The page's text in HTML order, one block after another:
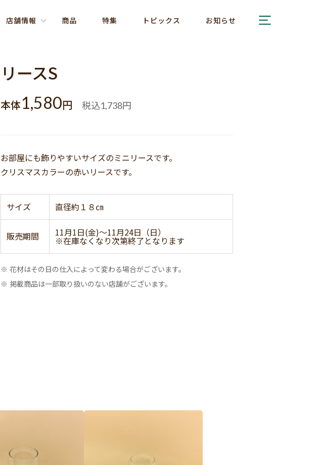
店舗情報 商品 特集 トピックス お知らせ
リースS
本体1,580円 税込1,738円
お部屋にも飾りやすいサイズのミニリースです。
クリスマスカラーの赤いリースです。
サイズ 直径約１８㎝
販売期間 11月1日(金)～11月24日（日）
※在庫なくなり次第終了となります
※ 花材はその日の仕入によって変わる場合がございます。
※ 掲載商品は一部取り扱いのない店舗がございます。